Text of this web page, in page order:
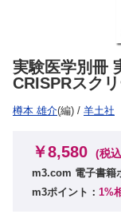
実験医学別冊
CRISPRスク
樽本 雄介(編) / 羊土社
￥8,580 (税
m3.com 電子書籍
m3ポイント： 1%